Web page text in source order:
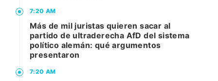
7:20 AM
Más de mil juristas quieren sacar al
partido de ultraderecha AfD del sistema
político alemán: qué argumentos
presentaron
7:20 AM